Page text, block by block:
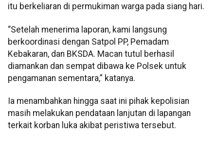
itu berkeliaran di permukiman warga pada siang hari.
“Setelah menerima laporan, kami langsung
berkoordinasi dengan Satpol PP, Pemadam
Kebakaran, dan BKSDA. Macan tutul berhasil
diamankan dan sempat dibawa ke Polsek untuk
pengamanan sementara,” katanya.
Ia menambahkan hingga saat ini pihak kepolisian
masih melakukan pendataan lanjutan di lapangan
terkait korban luka akibat peristiwa tersebut.